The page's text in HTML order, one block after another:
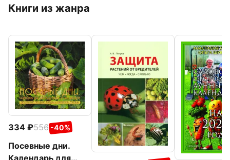
Книги из жанра
334 556 -40%
Посевные дни.
Календарь для